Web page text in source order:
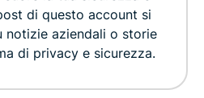
di questo account si
notizie aziendali o storie
di privacy e sicurezza.